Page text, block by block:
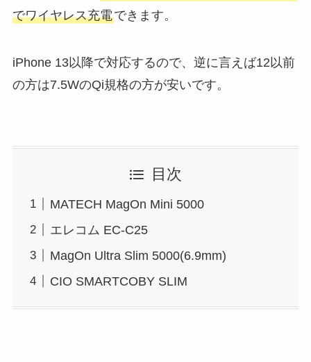
でワイヤレス充電できます。
iPhone 13以降で対応するので、逆に言えば12以前
の方は7.5WのQi規格の方が安いです。
目次
MATECH MagOn Mini 5000
エレコム EC-C25
MagOn Ultra Slim 5000(6.9mm)
CIO SMARTCOBY SLIM